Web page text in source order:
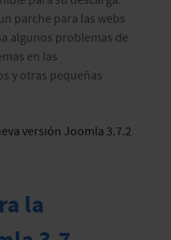
parche para las webs
algunos problemas de
en las
y otras pequeñas
versión Joomla 3.7.2
la